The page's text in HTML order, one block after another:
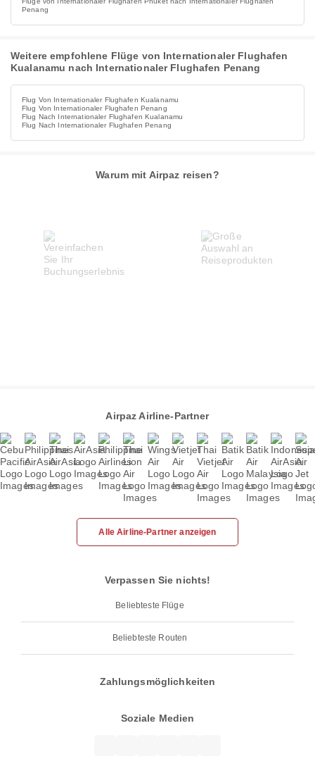
Penang
Weitere empfohlene Flüge von Internationaler Flughafen
Kualanamu nach Internationaler Flughafen Penang
Flug Von Internationaler Flughafen Kualanamu
Flug Von Internationaler Flughafen Penang
Flug Nach Internationaler Flughafen Kualanamu
Flug Nach Internationaler Flughafen Penang
Warum mit Airpaz reisen?
Airpaz Airline-Partner
Alle Airline-Partner anzeigen
Verpassen Sie nichts!
Beliebteste Flüge
Beliebteste Routen
Zahlungsmöglichkeiten
Soziale Medien